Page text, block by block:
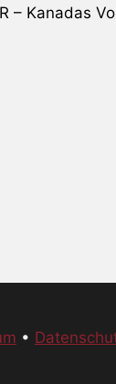
– Kanadas
•